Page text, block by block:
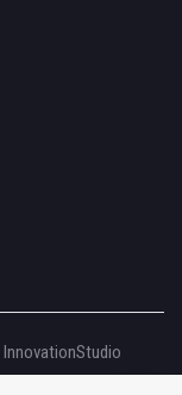
InnovationStudio